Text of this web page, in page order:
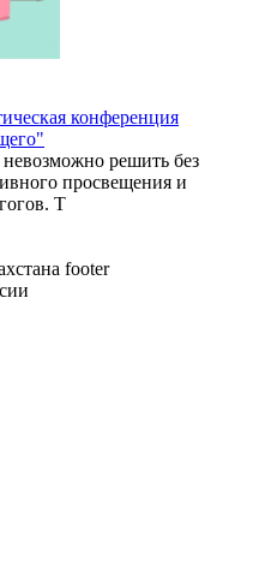
конференция
решить без
просвещения и
Т